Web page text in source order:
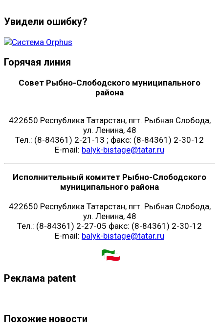
Увидели ошибку?
Горячая линия
Совет Рыбно-Слободского муниципального
района
422650 Республика Татарстан, пгт. Рыбная Слобода,
ул. Ленина, 48
Тел.: (8-84361) 2-21-13 ; факс: (8-84361) 2-30-12
E-mail: balyk-bistage@tatar.ru
Исполнительный комитет Рыбно-Слободского
муниципального района
422650 Республика Татарстан, пгт. Рыбная Слобода,
ул. Ленина, 48
Тел.: (8-84361) 2-27-05 факс: (8-84361) 2-30-12
E-mail: balyk-bistage@tatar.ru
Реклама patent
Похожие новости